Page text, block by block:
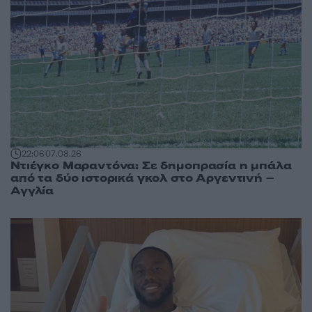
22:0607.08.26
Ντιέγκο Μαραντόνα: Σε δημοπρασία η μπάλα
από τα δύο ιστορικά γκολ στο Αργεντινή –
Αγγλία